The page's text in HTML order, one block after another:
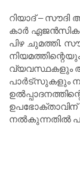
റിയാദ് –
കാർ
പിഴ ചുമത്തി.
വ്യവസ്ഥകളും
പാർട്‌സുകളും
നൽകുന്നതിൽ